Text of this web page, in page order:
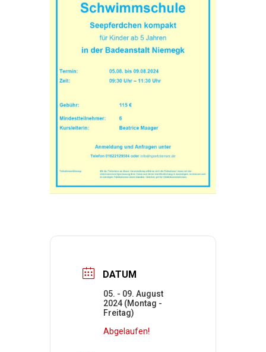
DATUM
05. - 09. August
2024 (Montag -
Freitag)
Abgelaufen!